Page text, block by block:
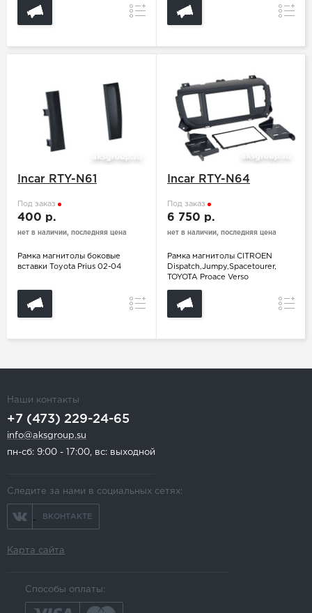
Сравнение
Incar RTY-N61
Под заказ
400 р.
нет в наличии, последняя цена
Рамка магнитолы боковые
вставки Toyota Prius 02-04
Сравнение
Incar RTY-N64
Под заказ
6 750 р.
нет в наличии, последняя цена
Рамка магнитолы CITROEN
Dispatch,Jumpy,Spacetourer,
TOYOTA Proace Verso
Наши контакты
+7 (473) 229-24-65
info@aksgroup.su
пн-сб: 9:00 - 17:00, вс: выходной
Следите за нами в социальных сетях:
ВКОНТАКТЕ
Карта сайта
Способы оплаты: